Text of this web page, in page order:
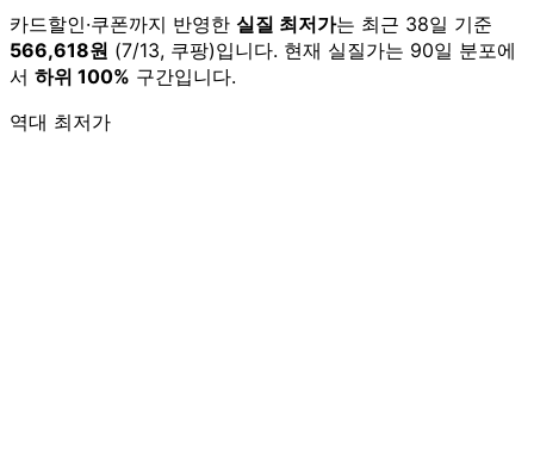
카드할인·쿠폰까지 반영한 실질 최저가는 최근 38일 기준
566,618원 (7/13, 쿠팡)입니다. 현재 실질가는 90일 분포에
서 하위 100% 구간입니다.
역대 최저가